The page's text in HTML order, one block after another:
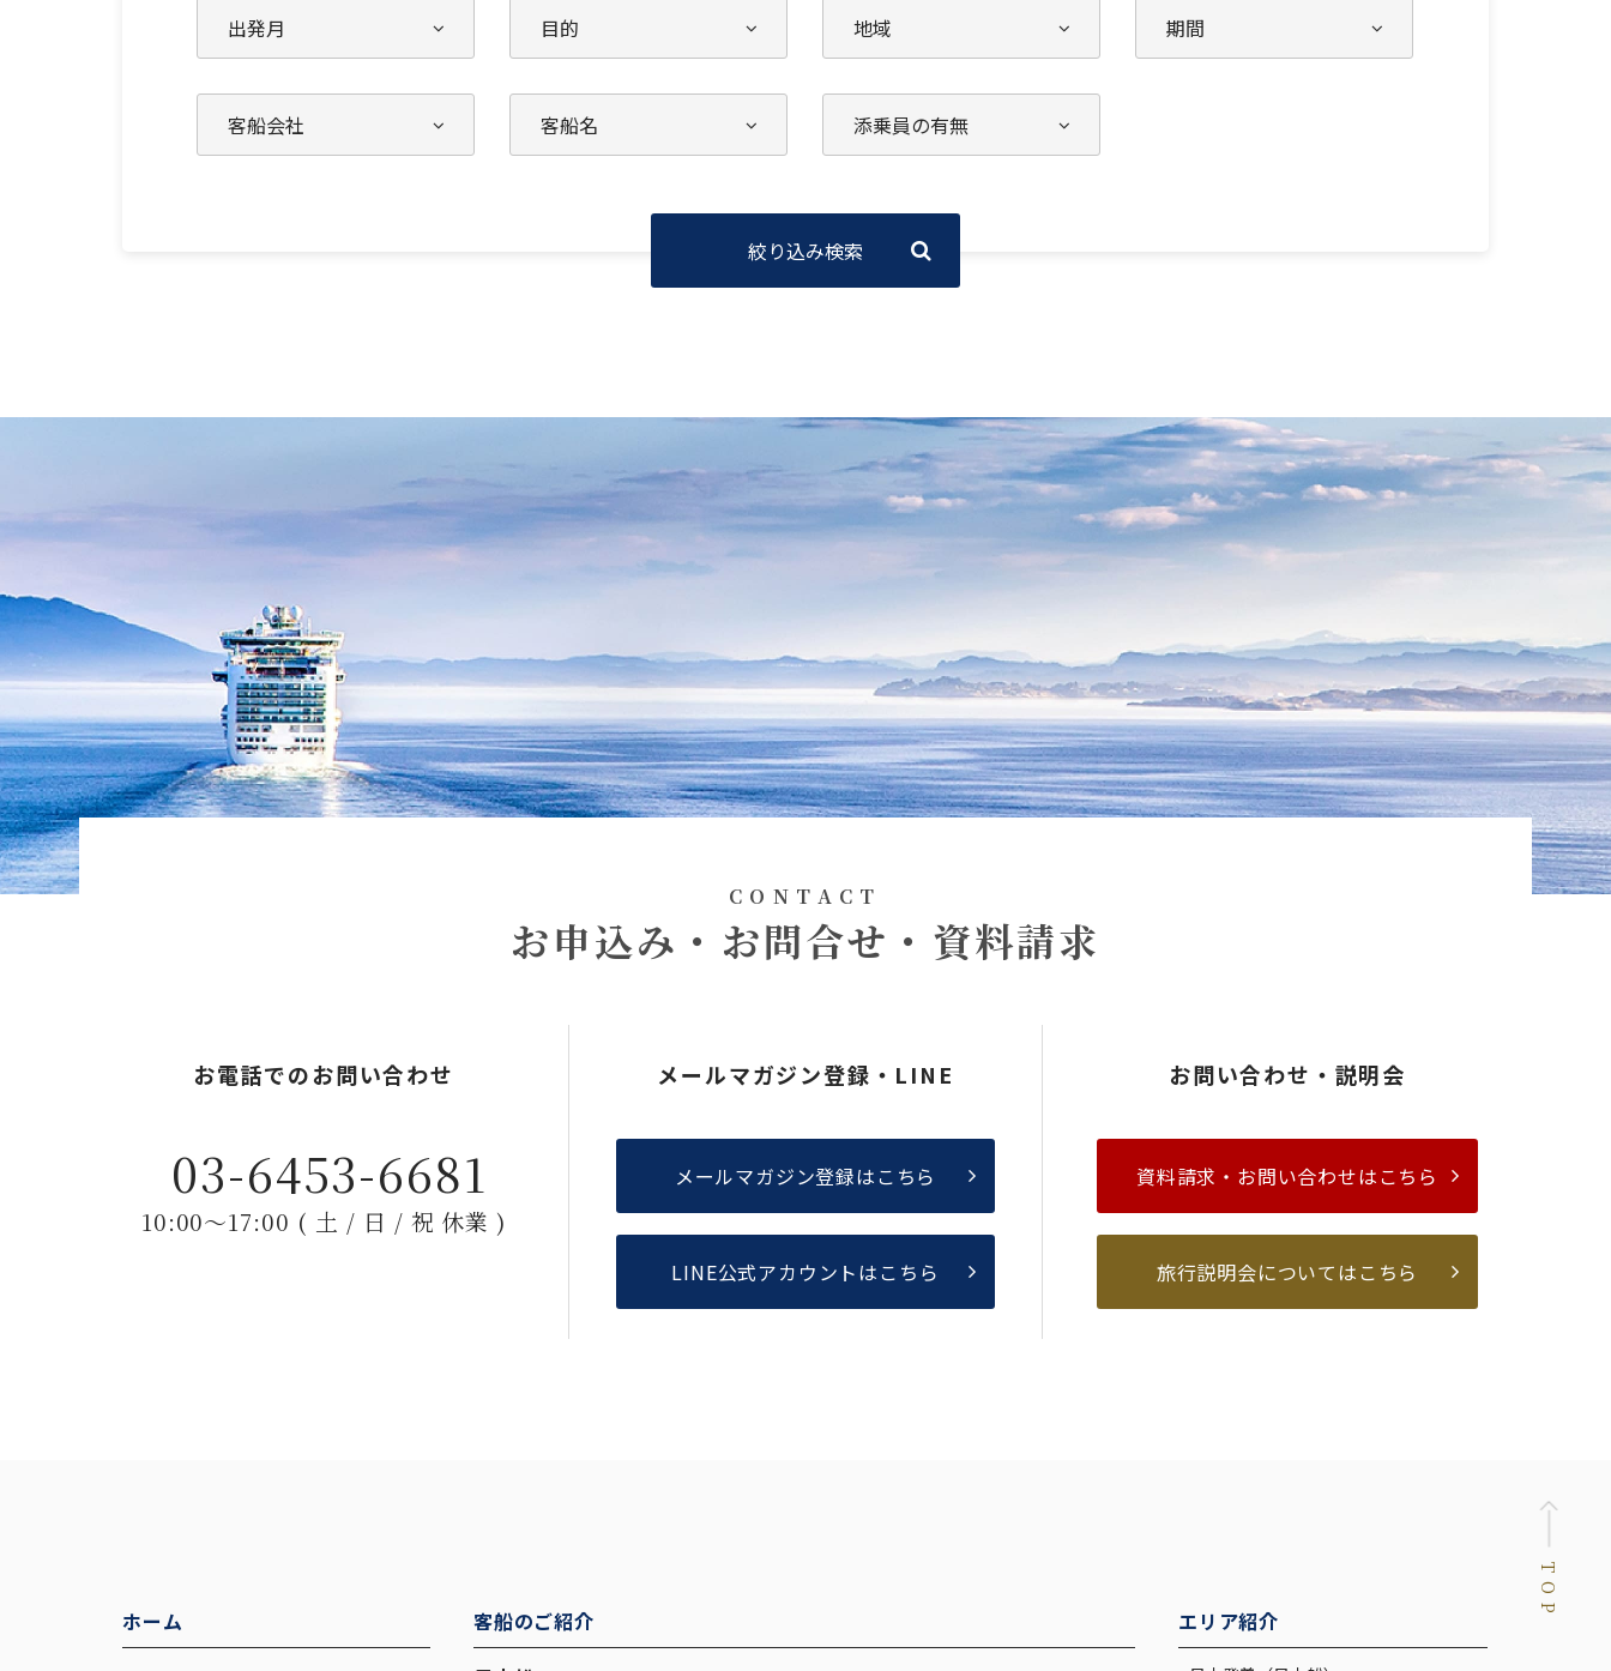
絞り込み検索
CONTACT
お申込み・お問合せ・資料請求
お電話でのお問い合わせ
03-6453-6681
10:00〜17:00 ( 土 / 日 / 祝 休業 )
メールマガジン登録・LINE
メールマガジン登録はこちら
LINE公式アカウントはこちら
お問い合わせ・説明会
資料請求・お問い合わせはこちら
旅行説明会についてはこちら
TOP
ホーム
客船のご紹介
エリア紹介